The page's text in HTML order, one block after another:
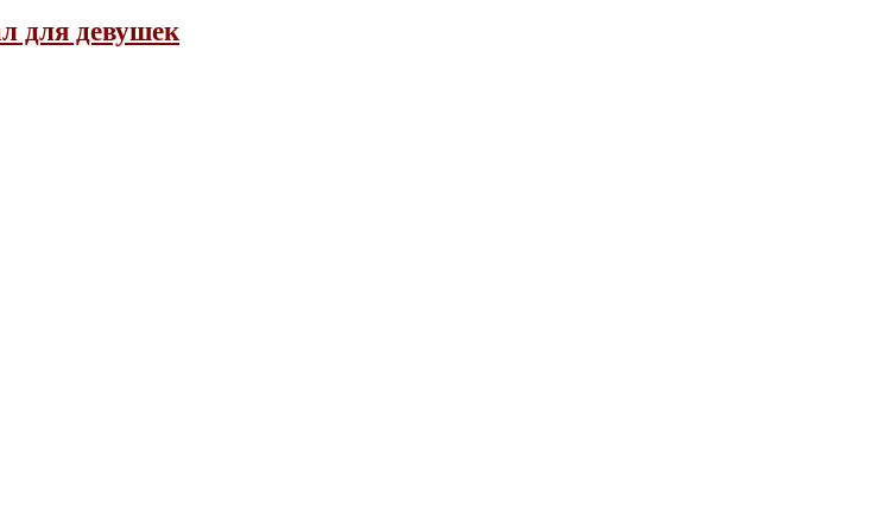
девушек